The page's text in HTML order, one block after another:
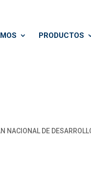
PRODUCTOS
DE